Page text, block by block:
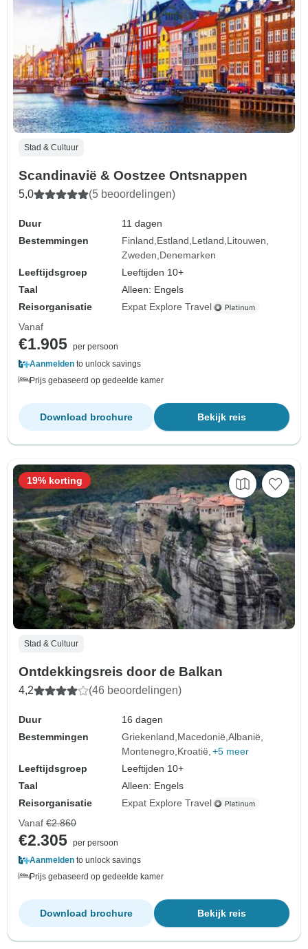
Stad & Cultuur
Scandinavië & Oostzee Ontsnappen
5,0 (5 beoordelingen)
Duur
11 dagen
Bestemmingen
Finland Estland Letland Litouwen
Zweden Denemarken
Leeftijdsgroep
Leeftijden 10+
Taal
Alleen: Engels
Reisorganisatie
Expat Explore Travel
Vanaf
€1.905 per persoon
Aanmelden to unlock savings
Prijs gebaseerd op gedeelde kamer
Bekijk reis
Download brochure
Stad & Cultuur
Ontdekkingsreis door de Balkan
4,2 (46 beoordelingen)
Duur
16 dagen
Bestemmingen
Griekenland Macedonië Albanië
Montenegro Kroatië +5 meer
Leeftijdsgroep
Leeftijden 10+
Taal
Alleen: Engels
Reisorganisatie
Expat Explore Travel
19% korting
Vanaf €2.860
€2.305 per persoon
Aanmelden to unlock savings
Prijs gebaseerd op gedeelde kamer
Bekijk reis
Download brochure